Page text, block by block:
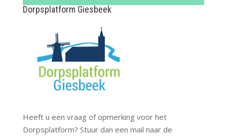
Dorpsplatform Giesbeek
Heeft u een vraag of opmerking voor het
Dorpsplatform? Stuur dan een mail naar de